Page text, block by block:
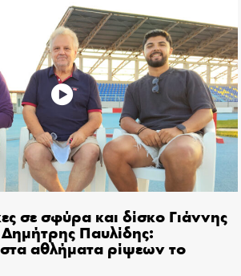
σε σφύρα και δίσκο Γιάννης
Παυλίδης:
αθλήματα ρίψεων το